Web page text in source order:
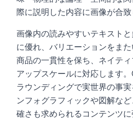
際に説明した内容に画像が合致
画像内の読みやすいテキスト
に優れ、バリエーションをま
商品の一貫性を保ち、ネイテ
アップスケールに対応します
ラウンディングで実世界の事
ンフォグラフィックや図解な
確さも求められるコンテンツに